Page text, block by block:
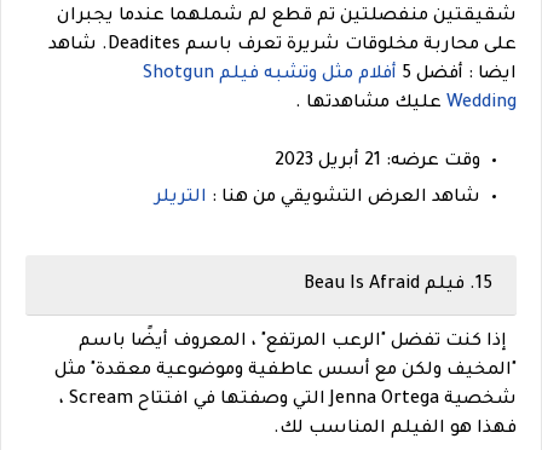
شقيقتين منفصلتين تم قطع لم شملهما عندما يجبران
على محاربة مخلوقات شريرة تعرف باسم Deadites.
شاهد
ايضا : أفضل 5
أفلام مثل وتشبه فيلم Shotgun
Wedding عليك مشاهدتها .
وقت عرضه: 21 أبريل 2023
شاهد العرض التشويقي من هنا : التريلر
15. فيلم Beau Is Afraid
إذا كنت تفضل "الرعب المرتفع" ، المعروف أيضًا باسم
"المخيف ولكن مع أسس عاطفية وموضوعية معقدة" مثل
شخصية Jenna Ortega التي وصفتها في افتتاح Scream ،
فهذا هو الفيلم المناسب لك.